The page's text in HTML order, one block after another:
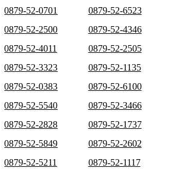
0879-52-0701
0879-52-6523
0879-52-2500
0879-52-4346
0879-52-4011
0879-52-2505
0879-52-3323
0879-52-1135
0879-52-0383
0879-52-6100
0879-52-5540
0879-52-3466
0879-52-2828
0879-52-1737
0879-52-5849
0879-52-2602
0879-52-5211
0879-52-1117